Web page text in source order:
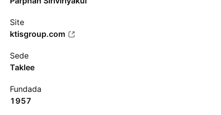
Site
ktisgroup.com
Sede
Taklee
Fundada
1957